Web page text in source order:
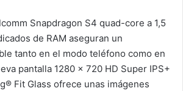
Snapdragon S4 quad-core a 1,5
de RAM aseguran un
tanto en el modo teléfono como en
pantalla 1280 x 720 HD Super IPS+
Fit Glass ofrece unas imágenes